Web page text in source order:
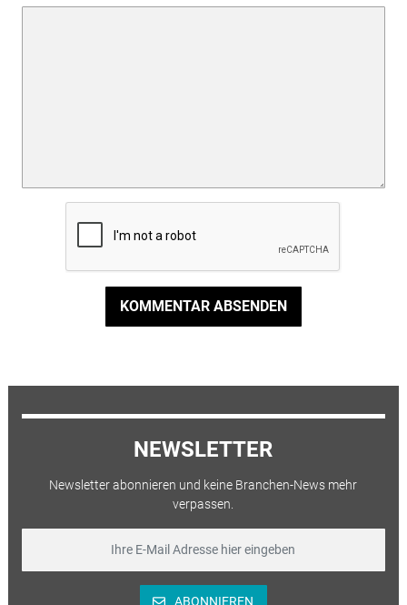
KOMMENTAR ABSENDEN
NEWSLETTER
Newsletter abonnieren und keine Branchen-News mehr
verpassen.
ABONNIEREN